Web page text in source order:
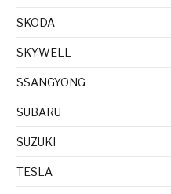
SKODA
SKYWELL
SSANGYONG
SUBARU
SUZUKI
TESLA